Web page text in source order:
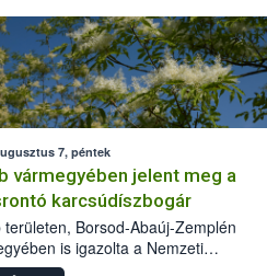
7, péntek
vármegyében jelent meg a
karcsúdíszbogár
területen, Borsod-Abaúj-Zemplén
is igazolta a Nemzeti
biztonsági Hivatal (Nébih) a